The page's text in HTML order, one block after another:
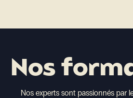
Nos
Nos experts sont passionnés par